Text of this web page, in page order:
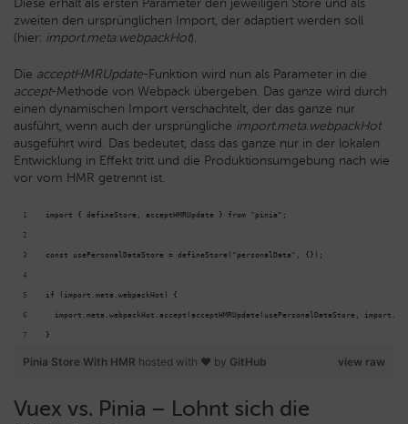
Diese erhält als ersten Parameter den jeweiligen Store und als
zweiten den ursprünglichen Import, der adaptiert werden soll
(hier: import.meta.webpackHot).
Die acceptHMRUpdate-Funktion wird nun als Parameter in die
accept-Methode von Webpack übergeben. Das ganze wird durch
einen dynamischen Import verschachtelt, der das ganze nur
ausführt, wenn auch der ursprüngliche import.meta.webpackHot
ausgeführt wird. Das bedeutet, dass das ganze nur in der lokalen
Entwicklung in Effekt tritt und die Produktionsumgebung nach wie
vor vom HMR getrennt ist.
import { defineStore, acceptHMRUpdate } from "pinia";
const usePersonalDataStore = defineStore("personalData", {});
if (import.meta.webpackHot) {
import.meta.webpackHot.accept(acceptHMRUpdate(usePersonalDataStore,
}
view raw
Pinia Store With HMR hosted with ❤ by GitHub
Vuex vs. Pinia – Lohnt sich die